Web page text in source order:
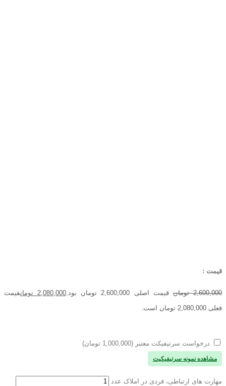
قیمت :
2,600,000 تومان قیمت اصلی 2,600,000 تومان بود. 2,080,000 تومانقیمت
فعلی 2,080,000 تومان است.
درخواست سرتیفیکت معتبر (1,000,000 تومان)
مشاهده نمونه سرتیفیکیت
مهارت های ارتباطی، فردی در املاک عدد